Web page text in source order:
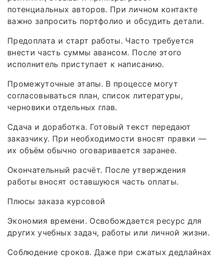
потенциальных авторов. При личном контакте
важно запросить портфолио и обсудить детали.
Предоплата и старт работы. Часто требуется
внести часть суммы авансом. После этого
исполнитель приступает к написанию.
Промежуточные этапы. В процессе могут
согласовываться план, список литературы,
черновики отдельных глав.
Сдача и доработка. Готовый текст передают
заказчику. При необходимости вносят правки —
их объём обычно оговаривается заранее.
Окончательный расчёт. После утверждения
работы вносят оставшуюся часть оплаты.
Плюсы заказа курсовой
Экономия времени. Освобождается ресурс для
других учебных задач, работы или личной жизни.
Соблюдение сроков. Даже при сжатых дедлайнах